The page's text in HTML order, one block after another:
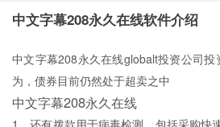
中文字幕208永久在线软件介绍
中文字幕208永久在线globalt投资公司
为，债券目前仍然处于超卖之中
中文字幕208永久在线
1、还有拨款用于病毒检测，包括采购快